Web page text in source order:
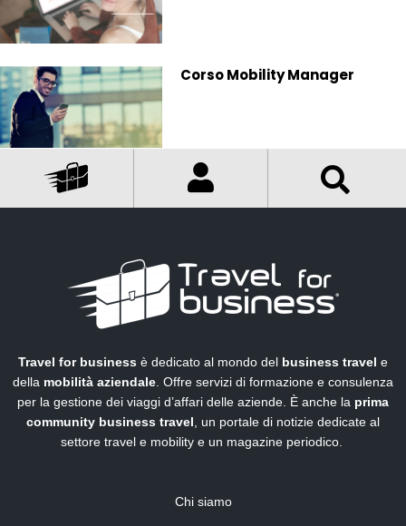
Corso Mobility Manager
Travel for business è dedicato al mondo del business travel e
della mobilità aziendale . Offre servizi di formazione e consulenza
per la gestione dei viaggi d’affari delle aziende. È anche la prima
community business travel , un portale di notizie dedicate al
settore travel e mobility e un magazine periodico.
Chi siamo